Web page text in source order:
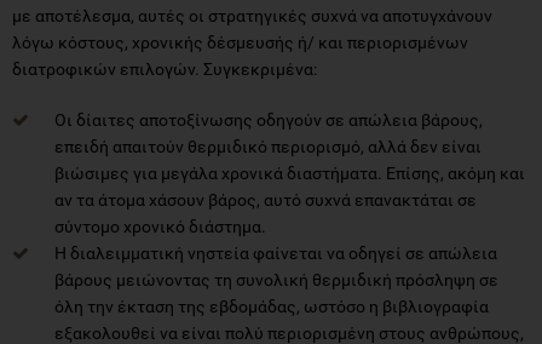
με αποτέλεσμα, αυτές οι στρατηγικές συχνά να αποτυγχάνουν
λόγω κόστους, χρονικής δέσμευσής ή/ και περιορισμένων
διατροφικών επιλογών. Συγκεκριμένα:
Οι δίαιτες αποτοξίνωσης οδηγούν σε απώλεια βάρους,
επειδή απαιτούν θερμιδικό περιορισμό, αλλά δεν είναι
βιώσιμες για μεγάλα χρονικά διαστήματα. Επίσης, ακόμη και
αν τα άτομα χάσουν βάρος, αυτό συχνά επανακτάται σε
σύντομο χρονικό διάστημα.
Η διαλειμματική νηστεία φαίνεται να οδηγεί σε απώλεια
βάρους μειώνοντας τη συνολική θερμιδική πρόσληψη σε
όλη την έκταση της εβδομάδας, ωστόσο η βιβλιογραφία
εξακολουθεί να είναι πολύ περιορισμένη στους ανθρώπους,